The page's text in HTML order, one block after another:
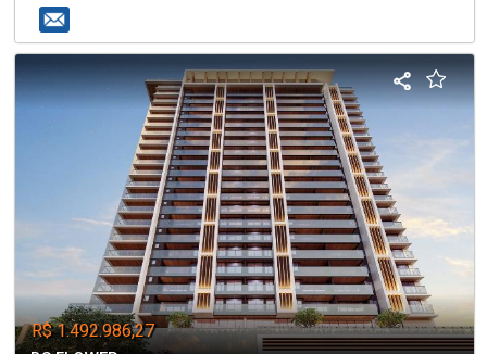
R$ 1.492.986,27